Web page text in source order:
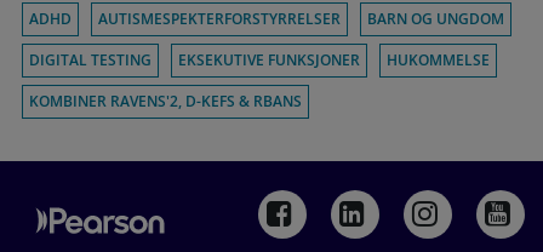
ADHD AUTISMESPEKTERFORSTYRRELSER
BARN OG UNGDOM
DIGITAL TESTING
EKSEKUTIVE FUNKSJONER
HUKOMMELSE
KOMBINER RAVENS'2, D-KEFS & RBANS